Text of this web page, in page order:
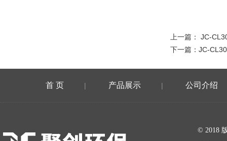
上一篇： JC-
下一篇： JC-
首 页 | 产品展示 | 公司介绍
© 2018